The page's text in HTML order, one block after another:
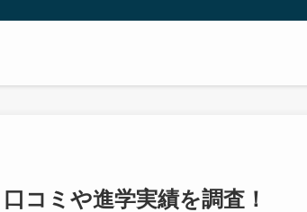
コミや進学実績を調査！